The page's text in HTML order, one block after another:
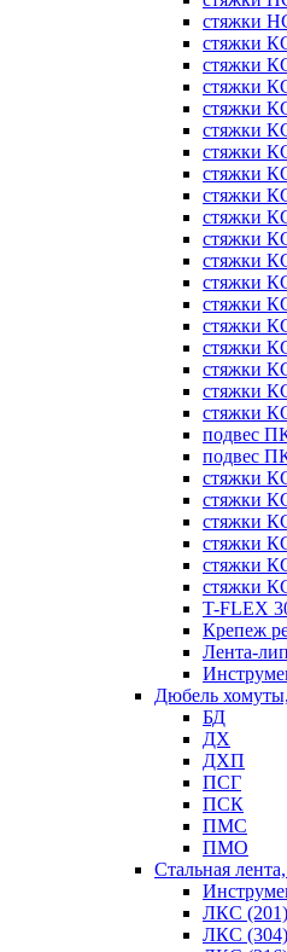
стяжки
стяжки
стяжки
стяжки
стяжки
стяжки
стяжки
стяжки
стяжки
стяжки
стяжки
стяжки
стяжки
стяжки
стяжки
стяжки
стяжки
стяжки
стяжки
подвес
подвес
стяжки
стяжки
стяжки
стяжки
стяжки
стяжки
T-FLEX
Крепеж
Лента-
Дюбель
БД
ДХ
ДХП
ПСГ
ПСК
ПМС
ПМО
Стальная
ЛКС (201)
ЛКС (304)